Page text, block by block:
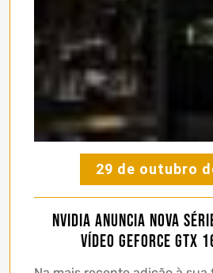
29 de outubro
NVIDIA anuncia nova
vídeo GeForce GTX